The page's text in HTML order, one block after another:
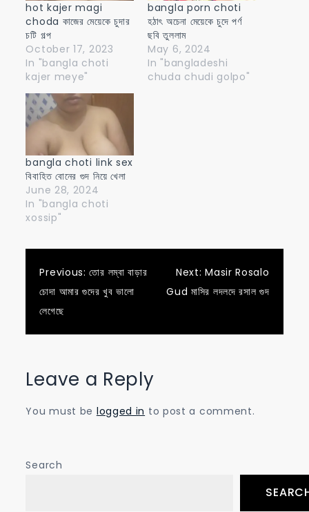
hot kajer magi
choda কাজের মেয়েকে চুদার
চটি গল্প
October 17, 2023
In "bangla choti
kajer meye"
bangla porn choti
হঠাৎ অচেনা মেয়েকে চুদে পর্ণ
ছবি তুললাম
May 6, 2024
In "bangladeshi
chuda chudi golpo"
bangla choti link sex
বিবাহিত বোনের গুদ নিয়ে খেলা
June 28, 2024
In "bangla choti
xossip"
Post
navigation
Previous: তোর লম্বা বাড়ার
চোদা আমার গুদের খুব ভালো
লেগেছে
Next: Masir Rosalo
Gud মাসির লদলদে রসাল গুদ
Leave a Reply
You must be logged in to post a comment.
Search